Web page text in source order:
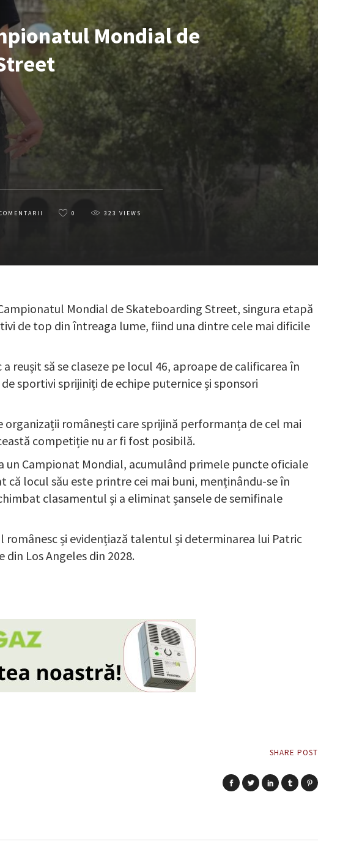
Mondial de
0 323 VIEWS
Mondial de Skateboarding Street, singura etapă
de top din întreaga lume, fiind una dintre cele mai dificile
să se claseze pe locul 46, aproape de calificarea în
sportivi sprijiniți de echipe puternice și sponsori
românești care sprijină performanța de cel mai
competiție nu ar fi fost posibilă.
Campionat Mondial, acumulând primele puncte oficiale
locul său este printre cei mai buni, menținându-se în
clasamentul și a eliminat șansele de semifinale
și evidențiază talentul și determinarea lui Patric
Los Angeles din 2028.
SHARE POST